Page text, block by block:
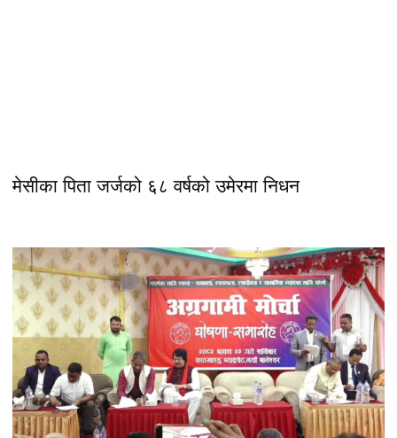
मेसीका पिता जर्जको ६८ वर्षको उमेरमा निधन